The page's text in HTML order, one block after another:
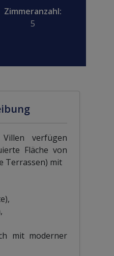
Zimmeranzahl:
5
verfügen
Fläche von
Terrassen) mit
mit moderner